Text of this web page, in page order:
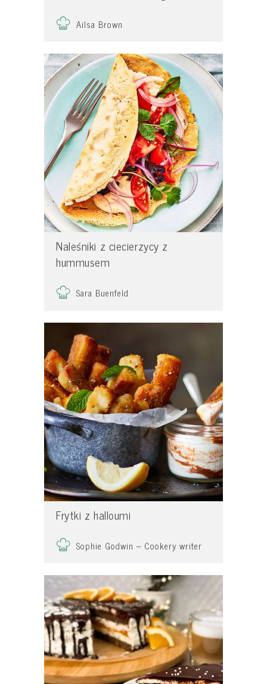
Ailsa Brown
Naleśniki z ciecierzycy z
hummusem
Sara Buenfeld
Frytki z halloumi
Sophie Godwin – Cookery writer